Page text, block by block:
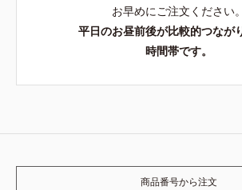
お早めにご注文ください。
平日のお昼前後が比較的つなが
時間帯です。
商品番号から注文